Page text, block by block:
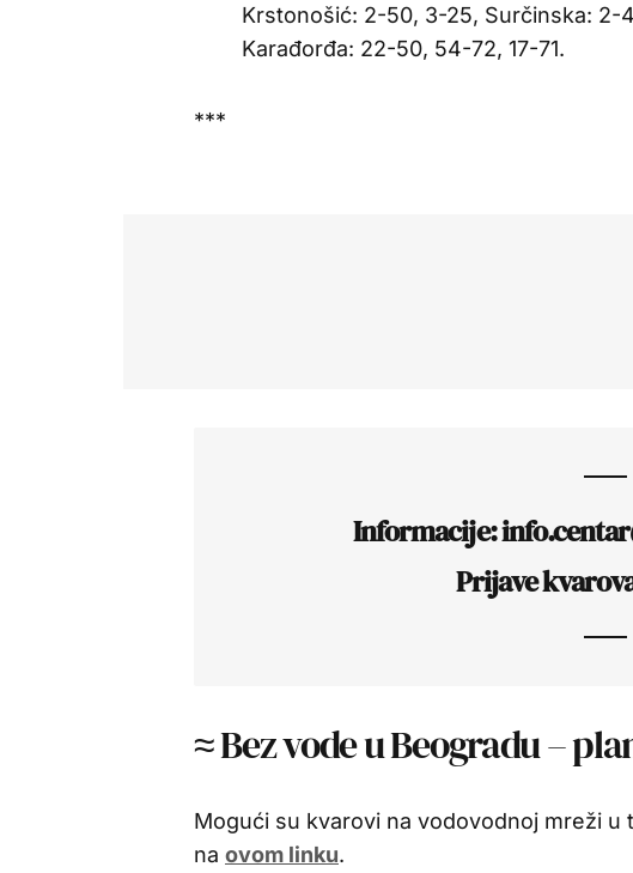
Krstonošić: 2-50, 3-25, Surčinska: 2-
Karađorđa: 22-50, 54-72, 17-71.
***
Informacije:
Prijave
≈ Bez vode u Beogradu –
Mogući su kvarovi na vodovodnoj mreži u
na ovom linku.